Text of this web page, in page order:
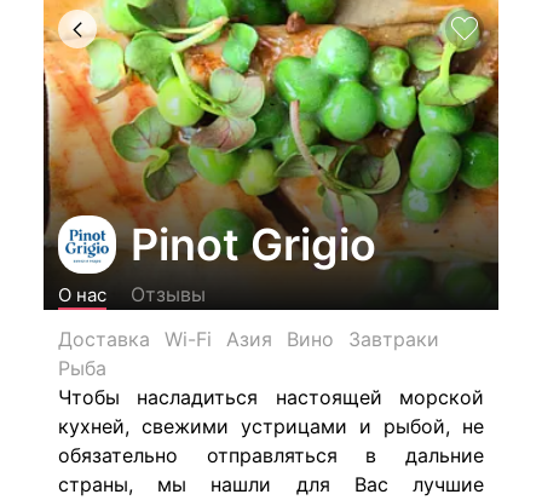
Pinot Grigio
О нас
Отзывы
Доставка
Wi-Fi Азия Вино
Завтраки
Рыба
Чтобы насладиться настоящей морской
кухней, свежими устрицами и рыбой, не
обязательно отправляться в дальние
страны, мы нашли для Вас лучшие